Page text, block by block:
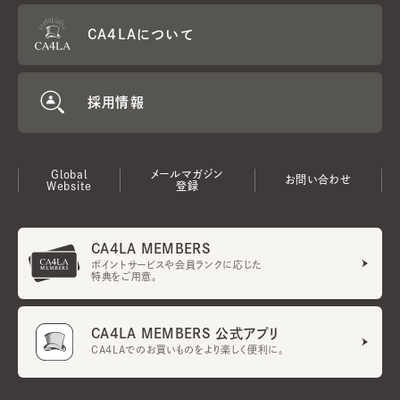
CA4LAについて
採用情報
Global
Website
メールマガジン
登録
お問い合わせ
CA4LA MEMBERS
ポイントサービスや会員ランクに応じた
特典をご用意。
CA4LA MEMBERS 公式アプリ
CA4LAでのお買いものをより楽しく便利に。